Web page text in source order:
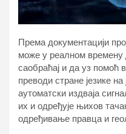
Према документацији
може у реалном времену
саобраћај и да уз помоћ
преводи стране језике
аутоматски издваја
их и одређује њихов
одређивање правца и